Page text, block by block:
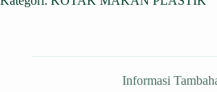
Informasi